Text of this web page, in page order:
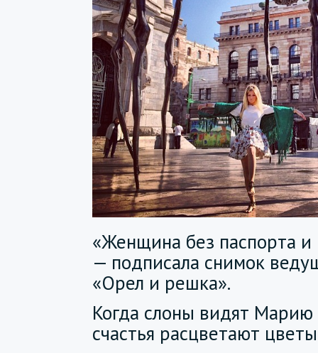
«Женщина без паспорта и
— подписала снимок
«Орел и решка».
Когда слоны видят
счастья расцветают